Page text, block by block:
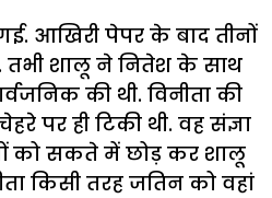
आखिरी पेपर के बाद तीनों
शालू ने नितेश के साथ
की थी. विनीता की
पर ही टिकी थी. वह संज्ञा
को सकते में छोड़ कर शालू
किसी तरह जतिन को वहां